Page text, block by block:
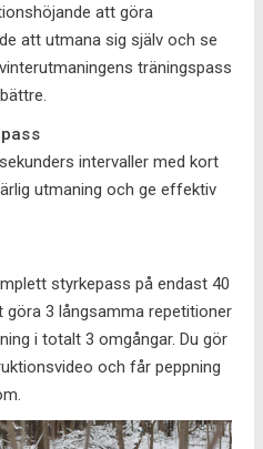
att göra
att utmana sig själv och se
träningspass
intervaller med kort
utmaning och ge effektiv
styrkepass på endast 40
göra 3 långsamma repetitioner
i totalt 3 omgångar. Du gör
och får peppning